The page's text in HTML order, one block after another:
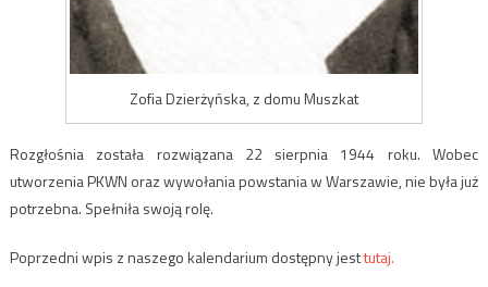
Zofia Dzierżyńska, z domu Muszkat
Rozgłośnia została rozwiązana 22 sierpnia 1944 roku. Wobec
utworzenia PKWN oraz wywołania powstania w Warszawie, nie była już
potrzebna. Spełniła swoją rolę.
Poprzedni wpis z naszego kalendarium dostępny jesttutaj.